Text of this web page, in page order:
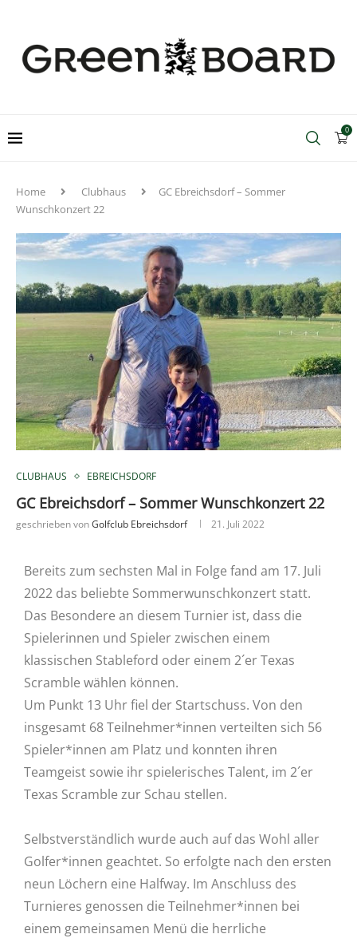
0
Home Clubhaus
GC Ebreichsdorf – Sommer
Wunschkonzert 22
CLUBHAUS EBREICHSDORF
GC Ebreichsdorf – Sommer Wunschkonzert 22
geschrieben vonGolfclub Ebreichsdorf 21. Juli 2022
Bereits zum sechsten Mal in Folge fand am 17. Juli
2022 das beliebte Sommerwunschkonzert statt.
Das Besondere an diesem Turnier ist, dass die
Spielerinnen und Spieler zwischen einem
klassischen Stableford oder einem 2´er Texas
Scramble wählen können.
Um Punkt 13 Uhr fiel der Startschuss. Von den
insgesamt 68 Teilnehmer*innen verteilten sich 56
Spieler*innen am Platz und konnten ihren
Teamgeist sowie ihr spielerisches Talent, im 2´er
Texas Scramble zur Schau stellen.
Selbstverständlich wurde auch auf das Wohl aller
Golfer*innen geachtet. So erfolgte nach den ersten
neun Löchern eine Halfway. Im Anschluss des
Turnieres genossen die Teilnehmer*innen bei
einem gemeinsamen Menü die herrliche